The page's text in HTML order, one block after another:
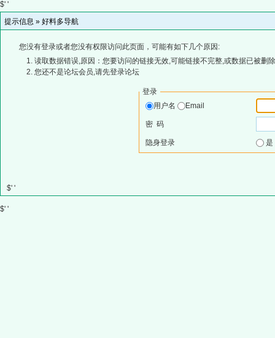
$' '
提示信息 » 好料多导航
您没有登录或者您没有权限访问此页面，可能有如下几个原因:
读取数据错误,原因：您要访问的链接无效,可能链接不完整,或数据已被删
您还不是论坛会员,请先登录论坛
登录
用户名
Email
密 码
隐身登录
$' '
$' '